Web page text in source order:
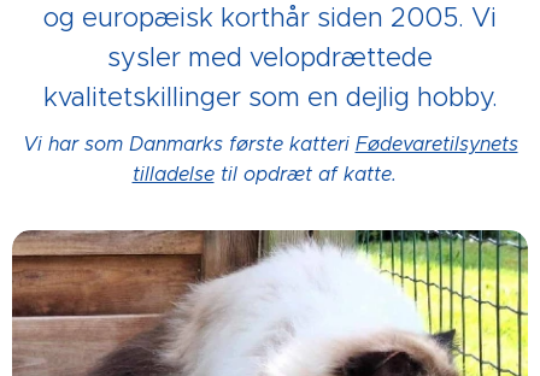
og europæisk korthår siden 2005. Vi
sysler med velopdrættede
kvalitetskillinger som en dejlig hobby.
Vi har som Danmarks første katteri Fødevaretilsynets
tilladelsetil opdræt af katte.